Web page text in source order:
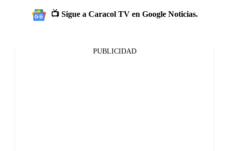
📺 Sigue a Caracol TV en Google Noticias.
PUBLICIDAD